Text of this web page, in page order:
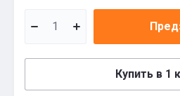
Купить в 1